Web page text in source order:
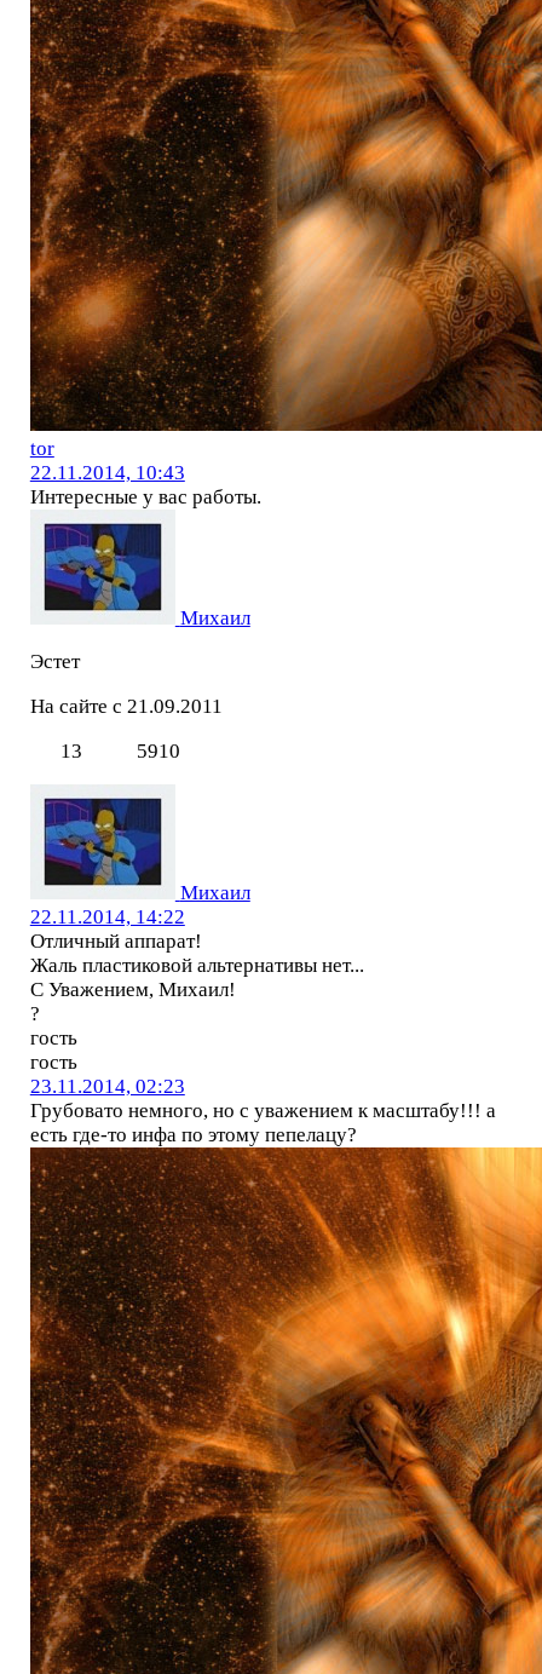
tor
22.11.2014, 10:43
Интересные у вас работы.
Михаил
Эстет
На сайте с 21.09.2011
13
5910
Михаил
22.11.2014, 14:22
Отличный аппарат!
Жаль пластиковой альтернативы нет...
С Уважением, Михаил!
?
гость
гость
23.11.2014, 02:23
Грубовато немного, но с уважением к масштабу!!! а
есть где-то инфа по этому пепелацу?